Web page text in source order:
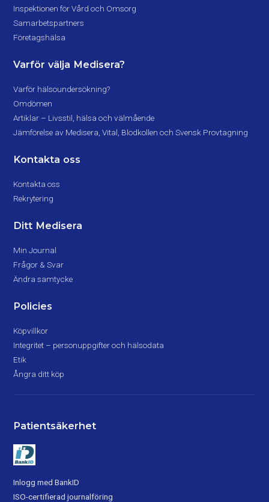
Inspektionen för Vård och Omsorg
Samarbetspartners
Företagshälsa
Varför välja Medisera?
Varför hälsoundersökning?
Omdömen
Artiklar – Livsstil, hälsa och välmående
Jämförelse av Medisera, Vital, Blodkollen och Svensk Provtagning
Kontakta oss
Kontakta oss
Rekrytering
Ditt Medisera
Min Journal
Frågor & Svar
Ändra samtycke
Policies
Köpvillkor
Integritet – personuppgifter och hälsodata
Etik
Ångra ditt köp
Patientsäkerhet
Inlogg med BankID
ISO-certifierad journalföring